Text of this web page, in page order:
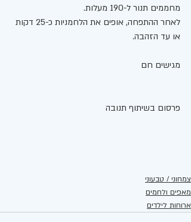
מחממים תנור ל-190 מעלות.
לאחר ההתפחה, אופים את הלחמניות כ-25 דקות
או עד הזהבה.
מגישים חם
פרסום בשיתוף תנובה
צמחוני / טבעוני
מאפים ולחמים
ארוחות לילדים